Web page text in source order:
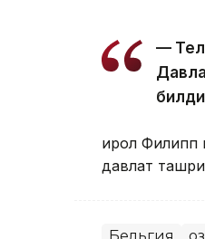
—
Қирол Филипп
давлат